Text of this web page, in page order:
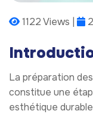
1122 Views |
La préparation
constitue une
esthétique